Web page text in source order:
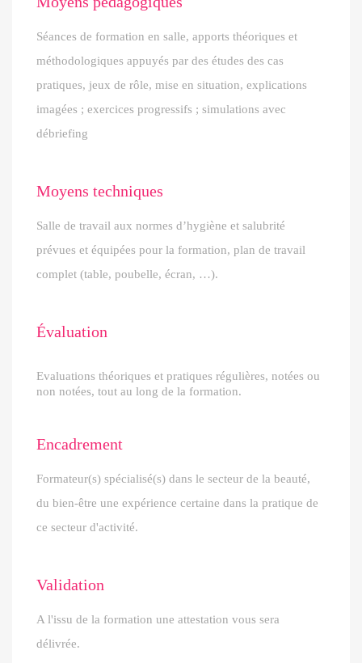
Séances de formation en salle, apports théoriques et
méthodologiques appuyés par des études des cas
pratiques, jeux de rôle, mise en situation, explications
imagées ; exercices progressifs ; simulations avec
débriefing
Moyens techniques
Salle de travail aux normes d’hygiène et salubrité
prévues et équipées pour la formation, plan de travail
complet (table, poubelle, écran, …).
Évaluation
Evaluations théoriques et pratiques régulières, notées ou
non notées, tout au long de la formation.
Encadrement
Formateur(s) spécialisé(s) dans le secteur de la beauté,
du bien-être une expérience certaine dans la pratique de
ce secteur d'activité.
Validation
A l'issu de la formation une attestation vous sera
délivrée.